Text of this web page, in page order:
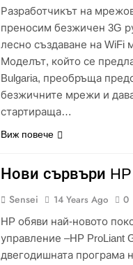
Разработчикът на
преносим безжичен 3G
лесно създаване на WiFi
Моделът, който се
Bulgaria, преобръща
безжичните мрежи и
стартираща…
Виж повече
Нови сървъри
Sensei 14 Years Ago 0
HP обяви най-новото
управление –HP ProLiant
двегодишната програма